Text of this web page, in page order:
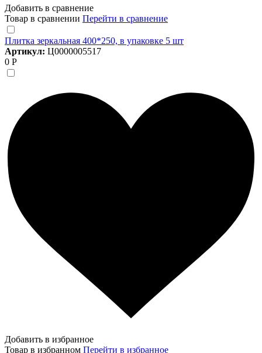
Добавить в сравнение
Товар в сравнении Перейти в сравнение
Плитка зеркальная 400*250, в упаковке 5 шт
Артикул: Ц0000005517
0 Р
Добавить в избранное
Товар в избранном Перейти в избранное